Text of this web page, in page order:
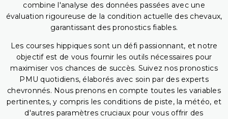
combine l'analyse des données passées avec une
évaluation rigoureuse de la condition actuelle des chevaux,
garantissant des pronostics fiables.
Les courses hippiques sont un défi passionnant, et notre
objectif est de vous fournir les outils nécessaires pour
maximiser vos chances de succès. Suivez nos pronostics
PMU quotidiens, élaborés avec soin par des experts
chevronnés. Nous prenons en compte toutes les variables
pertinentes, y compris les conditions de piste, la météo, et
d'autres paramètres cruciaux pour vous offrir des